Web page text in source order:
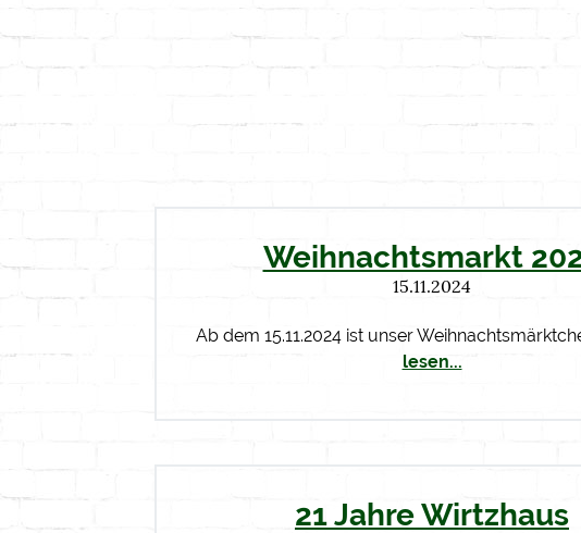
Weihnachtsmarkt
15.11.2024
Ab dem 15.11.2024 ist unser
lesen...
21 Jahre Wirtzhaus